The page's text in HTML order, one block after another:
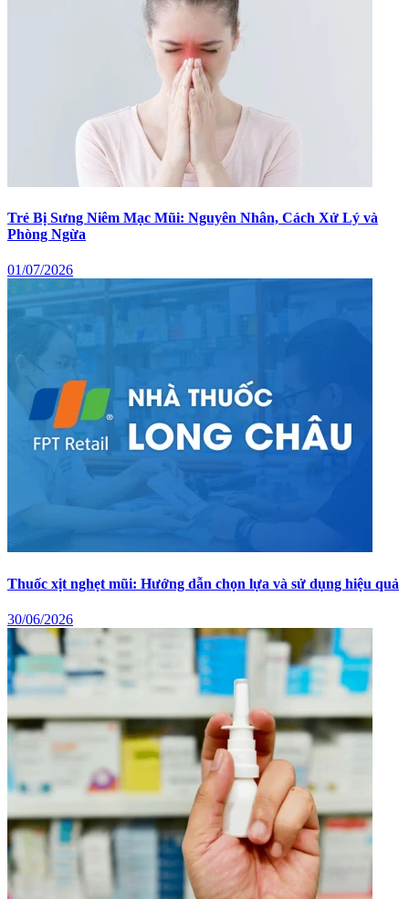
Trẻ Bị Sưng Niêm Mạc Mũi: Nguyên Nhân, Cách Xử Lý và
Phòng Ngừa
01/07/2026
Thuốc xịt nghẹt mũi: Hướng dẫn chọn lựa và sử dụng hiệu quả
30/06/2026